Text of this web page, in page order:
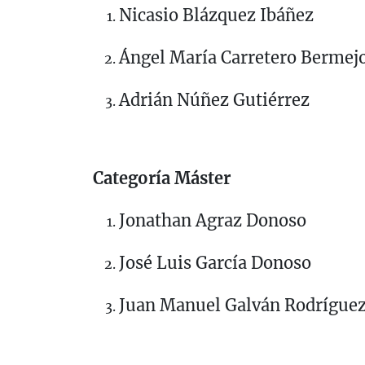
Nicasio Blázquez Ibáñez
Ángel María Carretero
Adrián Núñez Gutiérrez
Categoría Máster
Jonathan Agraz Donoso
José Luis García Donoso
Juan Manuel Galván